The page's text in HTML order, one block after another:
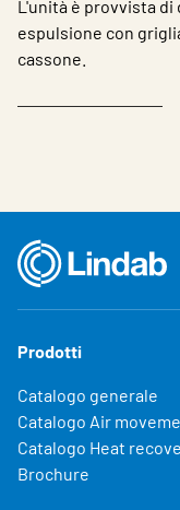
L'unità è provvista di
espulsione con
cassone.
Prodotti
Catalogo generale
Catalogo Air
Catalogo Heat
Brochure